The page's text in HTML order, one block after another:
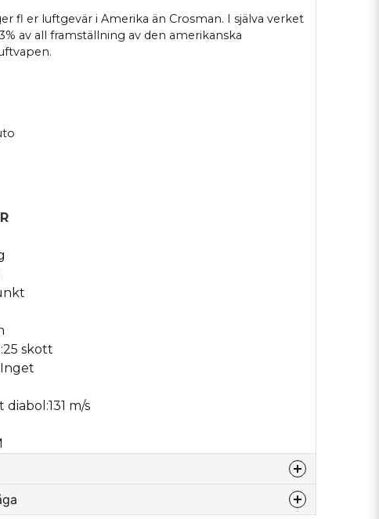
fl er luftgevär i Amerika än Crosman. I själva verket
av all framställning av den amerikanska
25 skott
Inget
diabol:131 m/s